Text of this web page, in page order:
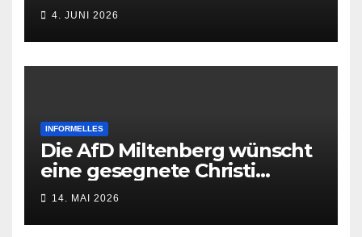
4. JUNI 2026
INFORMELLES
Die AfD Miltenberg wünscht
eine gesegnete Christi
Himmelfahrt
14. MAI 2026